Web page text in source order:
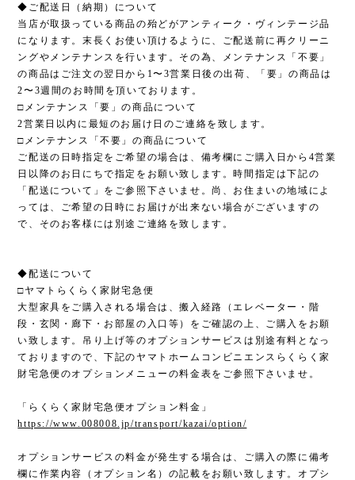
◆ご配送日（納期）について
当店が取扱っている商品の殆どがアンティーク・ヴィンテージ品
になります。末長くお使い頂けるように、ご配送前に再クリーニ
ングやメンテナンスを行います。その為、メンテナンス「不要」
の商品はご注文の翌日から1〜3営業日後の出荷、「要」の商品は
2〜3週間のお時間を頂いております。
□メンテナンス「要」の商品について
2営業日以内に最短のお届け日のご連絡を致します。
□メンテナンス「不要」の商品について
ご配送の日時指定をご希望の場合は、備考欄にご購入日から4営業
日以降のお日にちで指定をお願い致します。時間指定は下記の
「配送について」をご参照下さいませ。尚、お住まいの地域によ
っては、ご希望の日時にお届けが出来ない場合がございますの
で、そのお客様には別途ご連絡を致します。
◆配送について
□ヤマトらくらく家財宅急便
大型家具をご購入される場合は、搬入経路（エレベーター・階
段・玄関・廊下・お部屋の入口等）をご確認の上、ご購入をお願
い致します。吊り上げ等のオプションサービスは別途有料となっ
ておりますので、下記のヤマトホームコンビニエンスらくらく家
財宅急便のオプションメニューの料金表をご参照下さいませ。
「らくらく家財宅急便オプション料金」
https://www.008008.jp/transport/kazai/option/
オプションサービスの料金が発生する場合は、ご購入の際に備考
欄に作業内容（オプション名）の記載をお願い致します。オプシ